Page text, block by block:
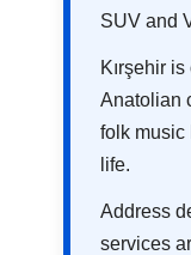
SUV and
Kırşehir
Anatolian
folk music
life.
Address
services